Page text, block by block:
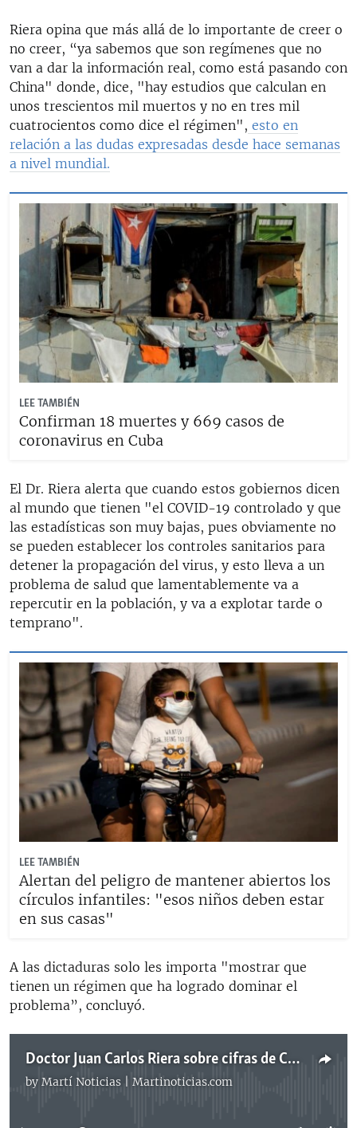
Riera opina que más allá de lo importante de creer o
no creer, “ya sabemos que son regímenes que no
van a dar la información real, como está pasando con
China" donde, dice, "hay estudios que calculan en
unos trescientos mil muertos y no en tres mil
cuatrocientos como dice el régimen", esto en
relación a las dudas expresadas desde hace semanas
a nivel mundial.
LEE TAMBIÉN
Confirman 18 muertes y 669 casos de
coronavirus en Cuba
El Dr. Riera alerta que cuando estos gobiernos dicen
al mundo que tienen "el COVID-19 controlado y que
las estadísticas son muy bajas, pues obviamente no
se pueden establecer los controles sanitarios para
detener la propagación del virus, y esto lleva a un
problema de salud que lamentablemente va a
repercutir en la población, y va a explotar tarde o
temprano".
LEE TAMBIÉN
Alertan del peligro de mantener abiertos los
círculos infantiles: "esos niños deben estar
en sus casas"
A las dictaduras solo les importa "mostrar que
tienen un régimen que ha logrado dominar el
problema”, concluyó.
Doctor Juan Carlos Riera sobre cifras de COVID-19 en Cuba, Venezuela, Nicaragua y China
by Martí Noticias | Martinoticias.com
No media source currently available